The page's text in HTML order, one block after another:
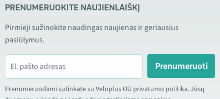
PRENUMERUOKITE NAUJIENLAIŠKĮ
Pirmieji sužinokite naudingas naujienas ir geriausius
pasiūlymus.
Prenumeruoti
Prenumeruodami sutinkate su Veloplus OÜ privatumo politika. Jūsų